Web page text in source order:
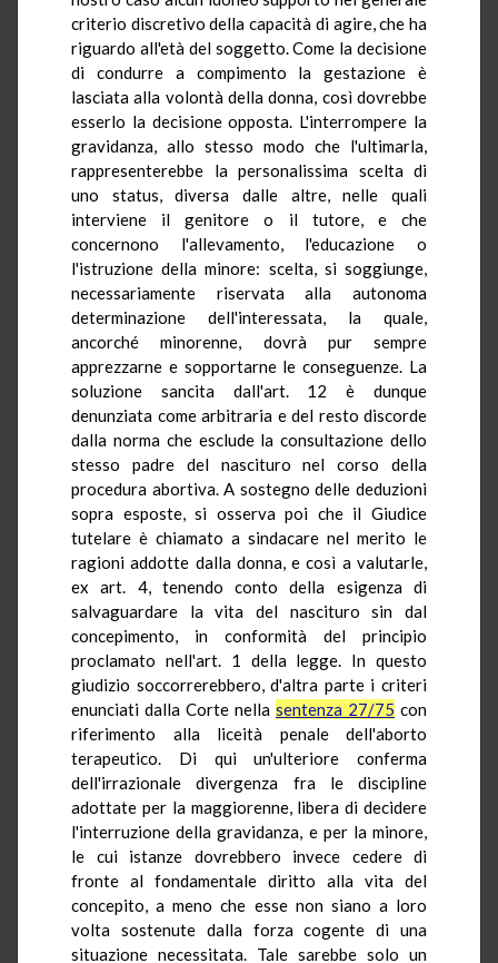
criterio discretivo della capacità di agire, che ha
riguardo all'età del soggetto. Come la decisione
di condurre a compimento la gestazione è
lasciata alla volontà della donna, così dovrebbe
esserlo la decisione opposta. L'interrompere la
gravidanza, allo stesso modo che l'ultimarla,
rappresenterebbe la personalissima scelta di
uno status, diversa dalle altre, nelle quali
interviene il genitore o il tutore, e che
concernono l'allevamento, l'educazione o
l'istruzione della minore: scelta, si soggiunge,
necessariamente riservata alla autonoma
determinazione dell'interessata, la quale,
ancorché minorenne, dovrà pur sempre
apprezzarne e sopportarne le conseguenze. La
soluzione sancita dall'art. 12 è dunque
denunziata come arbitraria e del resto discorde
dalla norma che esclude la consultazione dello
stesso padre del nascituro nel corso della
procedura abortiva. A sostegno delle deduzioni
sopra esposte, si osserva poi che il Giudice
tutelare è chiamato a sindacare nel merito le
ragioni addotte dalla donna, e così a valutarle,
ex art. 4, tenendo conto della esigenza di
salvaguardare la vita del nascituro sin dal
concepimento, in conformità del principio
proclamato nell'art. 1 della legge. In questo
giudizio soccorrerebbero, d'altra parte i criteri
enunciati dalla Corte nella sentenza 27/75 con
riferimento alla liceità penale dell'aborto
terapeutico. Di qui un'ulteriore conferma
dell'irrazionale divergenza fra le discipline
adottate per la maggiorenne, libera di decidere
l'interruzione della gravidanza, e per la minore,
le cui istanze dovrebbero invece cedere di
fronte al fondamentale diritto alla vita del
concepito, a meno che esse non siano a loro
volta sostenute dalla forza cogente di una
situazione necessitata. Tale sarebbe solo un